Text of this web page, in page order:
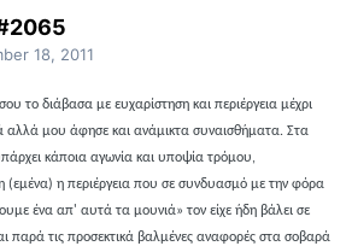
18, 2011
το διάβασα με ευχαρίστηση και περιέργεια μέχρι
αλλά μου άφησε και ανάμικτα συναισθήματα. Στα
κάποια αγωνία και υποψία τρόμου,
(εμένα) η περιέργεια που σε συνδυασμό με την φόρα
ένα απ' αυτά τα μουνιά» τον είχε ήδη βάλει σε
παρά τις προσεκτικά βαλμένες αναφορές στα σοβαρά